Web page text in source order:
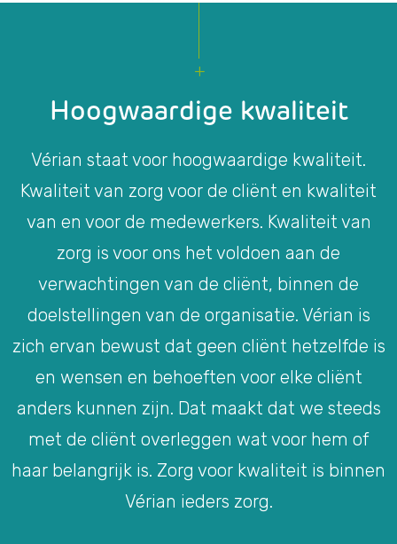
Hoogwaardige kwaliteit
Vérian staat voor hoogwaardige kwaliteit.
Kwaliteit van zorg voor de cliënt en kwaliteit
van en voor de medewerkers. Kwaliteit van
zorg is voor ons het voldoen aan de
verwachtingen van de cliënt, binnen de
doelstellingen van de organisatie. Vérian is
zich ervan bewust dat geen cliënt hetzelfde is
en wensen en behoeften voor elke cliënt
anders kunnen zijn. Dat maakt dat we steeds
met de cliënt overleggen wat voor hem of
haar belangrijk is. Zorg voor kwaliteit is binnen
Vérian ieders zorg.